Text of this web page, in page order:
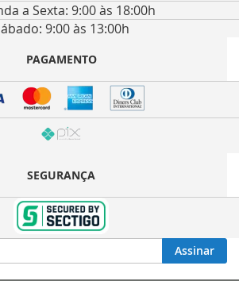
a Sexta: 9:00 às 18:00h
9:00 às 13:00h
PAGAMENTO
SEGURANÇA
Assinar